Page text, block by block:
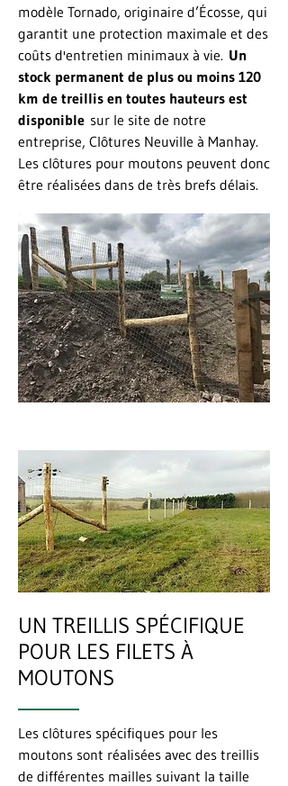
modèle Tornado, originaire d’Écosse, qui
garantit une protection maximale et des
coûts d'entretien minimaux à vie. Un
stock permanent de plus ou moins 120
km de treillis en toutes hauteurs est
disponible sur le site de notre
entreprise, Clôtures Neuville à Manhay.
Les clôtures pour moutons peuvent donc
être réalisées dans de très brefs délais.
UN TREILLIS SPÉCIFIQUE
POUR LES FILETS À
MOUTONS
Les clôtures spécifiques pour les
moutons sont réalisées avec des treillis
de différentes mailles suivant la taille